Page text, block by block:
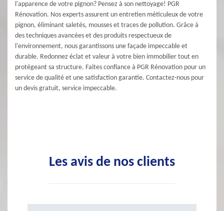
l'apparence de votre pignon? Pensez à son nettoyage! PGR
Rénovation. Nos experts assurent un entretien méticuleux de votre
pignon, éliminant saletés, mousses et traces de pollution. Grâce à
des techniques avancées et des produits respectueux de
l'environnement, nous garantissons une façade impeccable et
durable. Redonnez éclat et valeur à votre bien immobilier tout en
protégeant sa structure. Faites confiance à PGR Rénovation pour un
service de qualité et une satisfaction garantie. Contactez-nous pour
un devis gratuit, service impeccable.
Les avis de nos clients